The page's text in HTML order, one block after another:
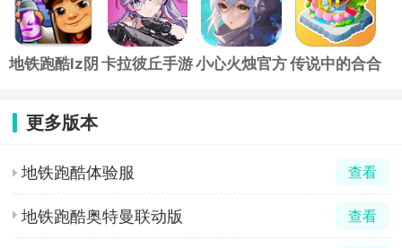
地铁跑酷lz阴 卡拉彼丘手游小心火烛官方传说中的合合
更多版本
地铁跑酷体验服 查看
地铁跑酷奥特曼联动版 查看